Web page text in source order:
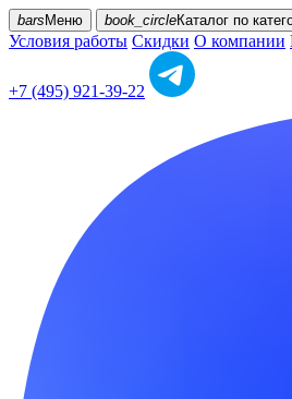
bars Меню book_circleКаталог по
Условия работы Скидки О компании
+7 (495) 921-39-22